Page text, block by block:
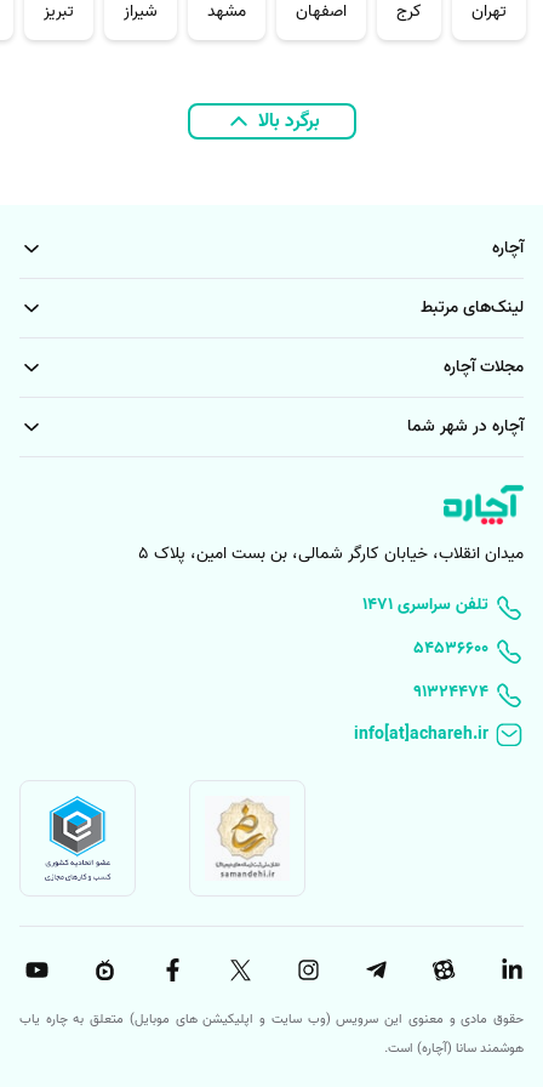
تهران کرج اصفهان مشهد شیراز تبریز
برگرد بالا
آچاره
لینک‌های مرتبط
مجلات آچاره
آچاره در شهر شما
میدان انقلاب، خیابان کارگر شمالی، بن بست امین، پلاک 5
۱۴۷۱ تلفن سراسری
۵۴۵۳۶۶۰۰
91324474
حقوق مادی و معنوی این سرویس (وب سایت و اپلیکیشن های موبایل) متعلق به چاره یاب
هوشمند سانا (آچاره) است.